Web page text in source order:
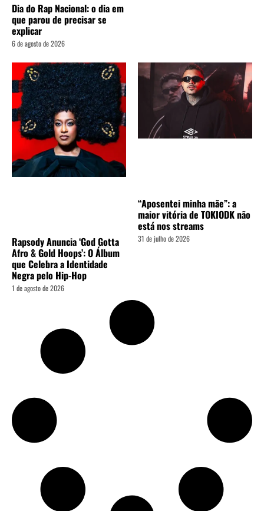
Dia do Rap Nacional: o dia em
que parou de precisar se
explicar
6 de agosto de 2026
Rapsody Anuncia ‘God Gotta
Afro & Gold Hoops’: O Álbum
que Celebra a Identidade
Negra pelo Hip-Hop
1 de agosto de 2026
“Aposentei minha mãe”: a
maior vitória de TOKIODK não
está nos streams
31 de julho de 2026